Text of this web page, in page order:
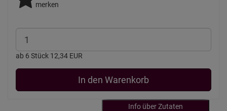
merken
ab 6 Stück 12,34 EUR
In den Warenkorb
Info über Zutaten